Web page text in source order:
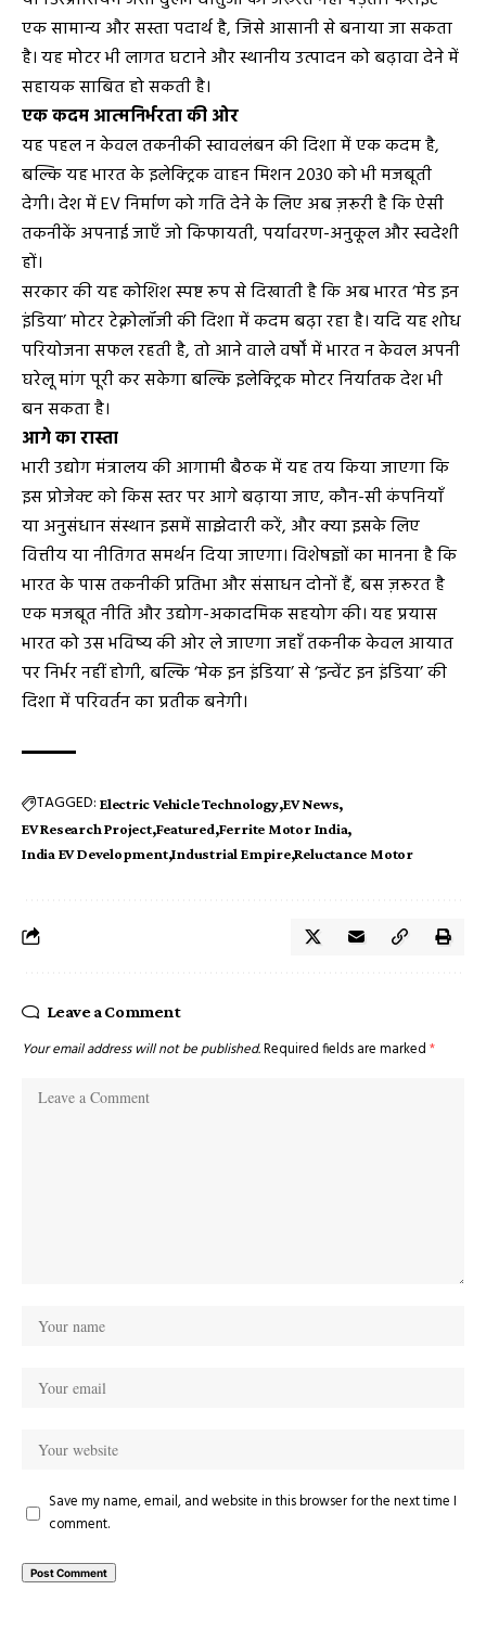
एक सामान्य और सस्ता पदार्थ है, जिसे आसानी से बनाया जा सकता
है। यह मोटर भी लागत घटाने और स्थानीय उत्पादन को बढ़ावा देने में
सहायक साबित हो सकती है।
एक कदम आत्मनिर्भरता की ओर
यह पहल न केवल तकनीकी स्वावलंबन की दिशा में एक कदम है,
बल्कि यह भारत के इलेक्ट्रिक वाहन मिशन 2030 को भी मजबूती
देगी। देश में EV निर्माण को गति देने के लिए अब ज़रूरी है कि ऐसी
तकनीकें अपनाई जाएँ जो किफायती, पर्यावरण-अनुकूल और स्वदेशी
हों।
सरकार की यह कोशिश स्पष्ट रूप से दिखाती है कि अब भारत ‘मेड इन
इंडिया’ मोटर टेक्नोलॉजी की दिशा में कदम बढ़ा रहा है। यदि यह शोध
परियोजना सफल रहती है, तो आने वाले वर्षों में भारत न केवल अपनी
घरेलू मांग पूरी कर सकेगा बल्कि इलेक्ट्रिक मोटर निर्यातक देश भी
बन सकता है।
आगे का रास्ता
भारी उद्योग मंत्रालय की आगामी बैठक में यह तय किया जाएगा कि
इस प्रोजेक्ट को किस स्तर पर आगे बढ़ाया जाए, कौन-सी कंपनियाँ
या अनुसंधान संस्थान इसमें साझेदारी करें, और क्या इसके लिए
वित्तीय या नीतिगत समर्थन दिया जाएगा। विशेषज्ञों का मानना है कि
भारत के पास तकनीकी प्रतिभा और संसाधन दोनों हैं, बस ज़रूरत है
एक मजबूत नीति और उद्योग-अकादमिक सहयोग की। यह प्रयास
भारत को उस भविष्य की ओर ले जाएगा जहाँ तकनीक केवल आयात
पर निर्भर नहीं होगी, बल्कि ‘मेक इन इंडिया’ से ‘इन्वेंट इन इंडिया’ की
दिशा में परिवर्तन का प्रतीक बनेगी।
TAGGED: Electric Vehicle Technology EV News
EV Research Project Featured Ferrite Motor India
India EV Development Industrial Empire Reluctance Motor
Leave a Comment
Your email address will not be published.Required fields are marked *
Save my name, email, and website in this browser for the next time I
comment.